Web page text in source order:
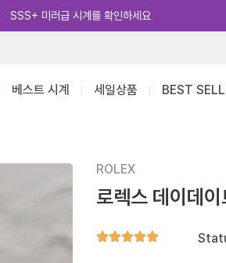
카카오톡 추가 [바로가기]
베스트 시계 세일상품 BEST
ROLEX
로렉스 데이데